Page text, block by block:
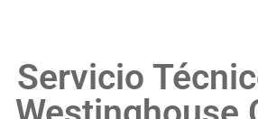
Servicio